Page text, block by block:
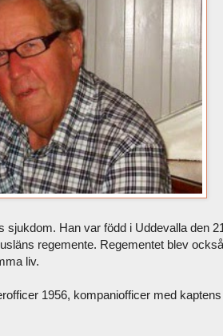
sjukdom. Han var född i Uddevalla den
regemente. Regementet blev
liv.
1956, kompaniofficer med